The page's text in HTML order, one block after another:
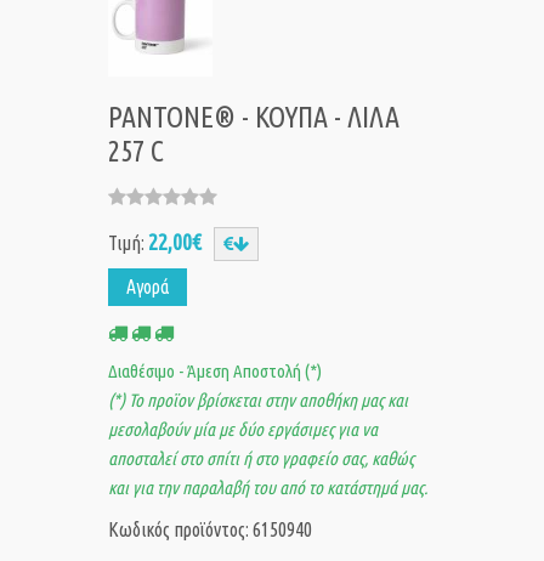
PANTONE® - ΚΟΥΠΑ - ΛΙΛΑ
257 C
Τιμή: 22,00€
Αγορά
Διαθέσιμο - Άμεση Αποστολή (*)
(*) Το προϊον βρίσκεται στην αποθήκη μας και
μεσολαβούν μία με δύο εργάσιμες για να
αποσταλεί στο σπίτι ή στο γραφείο σας, καθώς
και για την παραλαβή του από το κατάστημά μας.
Κωδικός προϊόντος: 6150940